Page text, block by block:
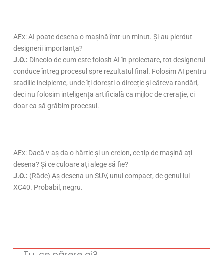
AEx: AI poate desena o mașină într-un minut. Și-au pierdut
designerii importanța?
J.O.: Dincolo de cum este folosit AI în proiectare, tot designerul
conduce întreg procesul spre rezultatul final. Folosim AI pentru
stadiile incipiente, unde îți dorești o direcție și câteva randări,
deci nu folosim inteligența artificială ca mijloc de crerație, ci
doar ca să grăbim procesul.
AEx: Dacă v-aș da o hârtie și un creion, ce tip de mașină ați
desena? Și ce culoare ați alege să fie?
J.O.: (Râde) Aș desena un SUV, unul compact, de genul lui
XC40. Probabil, negru.